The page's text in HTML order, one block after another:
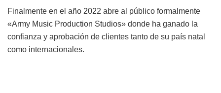
Finalmente en el año 2022 abre al público formalmente
«Army Music Production Studios» donde ha ganado la
confianza y aprobación de clientes tanto de su país natal
como internacionales.